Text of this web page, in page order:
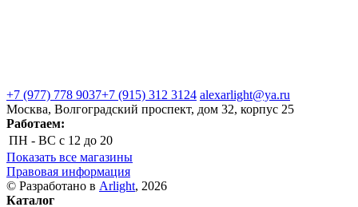
+7 (977) 778 9037+7 (915) 312 3124 alexarlight@ya.ru
Москва, Волгоградский проспект, дом 32, корпус 25
Работаем:
ПН - ВС с 12 до 20
Показать все магазины
Правовая информация
© Разработано в Arlight, 2026
Каталог